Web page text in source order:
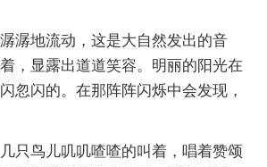
潺地流动，这是大自然发出的音
，显露出道道笑容。明丽的阳光在
忽闪的。在那阵阵闪烁中会发现，
只鸟儿叽叽喳喳的叫着，唱着赞颂